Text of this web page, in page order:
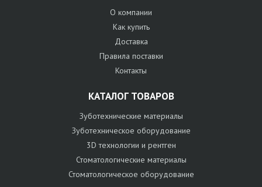
О компании
Как купить
Доставка
Правила поставки
Контакты
КАТАЛОГ ТОВАРОВ
Зуботехнические материалы
Зуботехническое оборудование
3D технологии и рентген
Стоматологические материалы
Стоматологическое оборудование